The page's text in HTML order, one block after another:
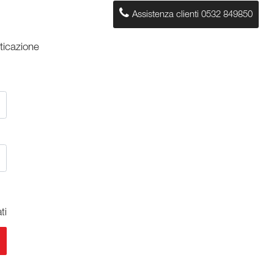
Assistenza clienti 0532 849850